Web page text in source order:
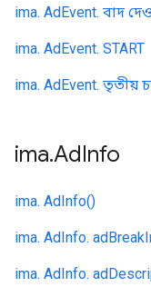
ima. AdEvent. বাদ
ima. AdEvent. START
ima. AdEvent. তৃতীয়
ima.AdInfo
ima. AdInfo()
ima. AdInfo.
ima. AdInfo.